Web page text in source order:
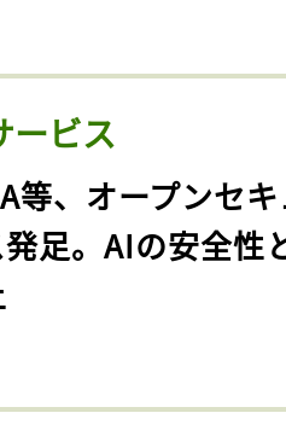
ービス
等、オープンセ
足。AIの安全性